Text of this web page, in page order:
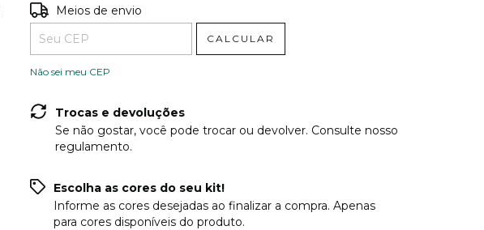
Entregas para o CEP:
Meios de envio
CALCULAR
Não sei meu CEP
Trocas e devoluções
Se não gostar, você pode trocar ou devolver. Consulte nosso
regulamento.
Escolha as cores do seu kit!
Informe as cores desejadas ao finalizar a compra. Apenas
para cores disponíveis do produto.